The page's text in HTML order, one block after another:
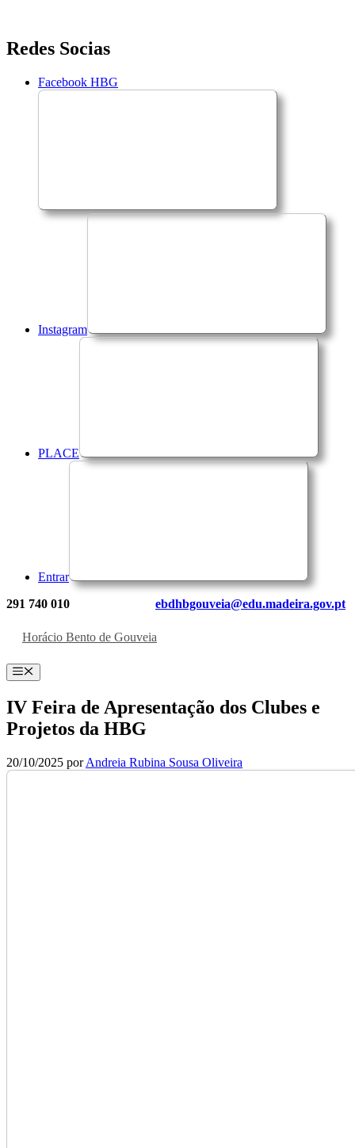
Saltar
para
conteúdo
Redes Socias
Facebook HBG
Instagram
PLACE
Entrar
291 740 010 ebdhbgouveia@edu.madeira.gov.pt
Horácio Bento de Gouveia
Menu
IV Feira de Apresentação dos Clubes e
Projetos da HBG
20/10/2025 porAndreia Rubina Sousa Oliveira